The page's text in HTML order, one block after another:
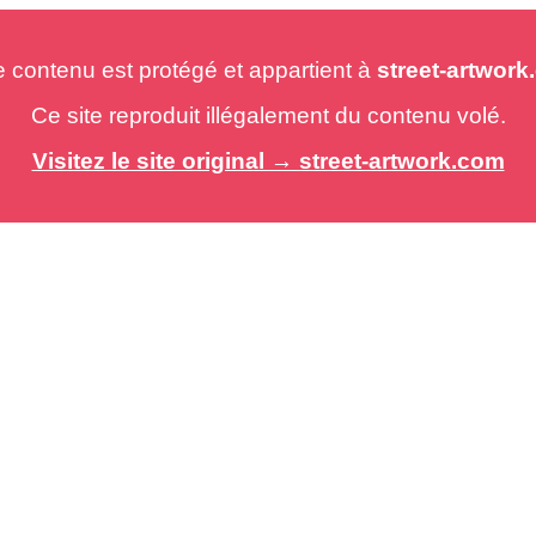
est protégé et appartient à street-
Ce site reproduit illégalement du contenu volé.
Visitez le site original → street-artwork.com